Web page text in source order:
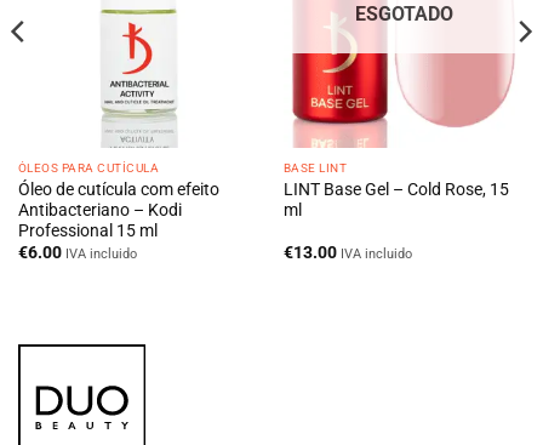
ÓLEOS PARA CUTÍCULA
Óleo de cutícula com efeito
Antibacteriano – Kodi
Professional 15 ml
€6.00 IVA incluido
ESGOTADO
BASE LINT
LINT Base Gel – Cold Rose, 15
ml
€13.00 IVA incluido